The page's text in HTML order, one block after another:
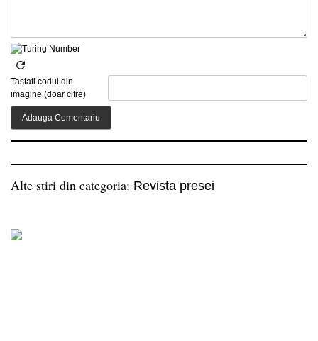
Tastati codul din
imagine (doar cifre)
Alte stiri din categoria: Revista presei